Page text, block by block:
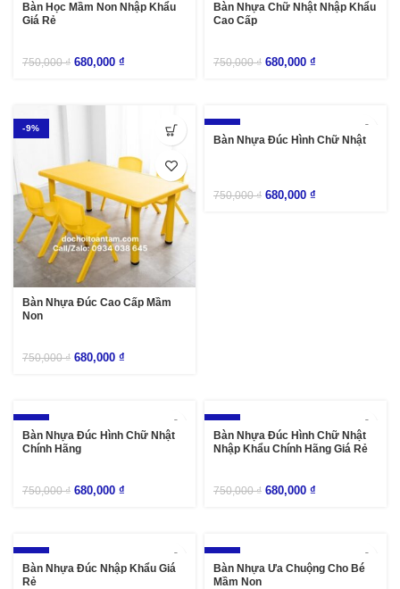
Bàn Học Mầm Non Nhập Khẩu
Giá Rẻ
750,000₫ 680,000 ₫
Bàn Nhựa Chữ Nhật Nhập Khẩu
Cao Cấp
750,000₫ 680,000 ₫
-9%
Bàn Nhựa Đúc Cao Cấp Mầm
Non
750,000₫ 680,000 ₫
-9%
Bàn Nhựa Đúc Hình Chữ Nhật
750,000₫ 680,000 ₫
-9%
Bàn Nhựa Đúc Hình Chữ Nhật
Chính Hãng
750,000₫ 680,000 ₫
-9%
Bàn Nhựa Đúc Hình Chữ Nhật
Nhập Khẩu Chính Hãng Giá Rẻ
750,000₫ 680,000 ₫
-9%
Bàn Nhựa Đúc Nhập Khẩu Giá
Rẻ
-9%
Bàn Nhựa Ưa Chuộng Cho Bé
Mầm Non